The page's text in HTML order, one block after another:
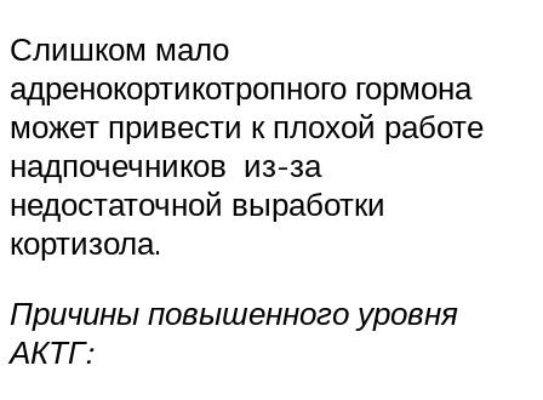
Слишком мало
адренокортикотропного гормона
может привести к плохой работе
надпочечников из-за
недостаточной выработки
кортизола.
Причины повышенного уровня
АКТГ: